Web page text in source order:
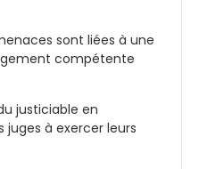
sont liées à une
compétente
justiciable en
à exercer leurs